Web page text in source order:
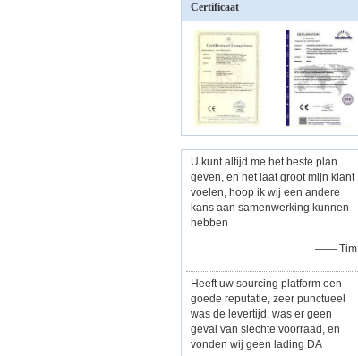
Certificaat
U kunt altijd me het beste plan
geven, en het laat groot mijn klant
voelen, hoop ik wij een andere
kans aan samenwerking kunnen
hebben
—— Tim
Heeft uw sourcing platform een
goede reputatie, zeer punctueel
was de levertijd, was er geen
geval van slechte voorraad, en
vonden wij geen lading DA